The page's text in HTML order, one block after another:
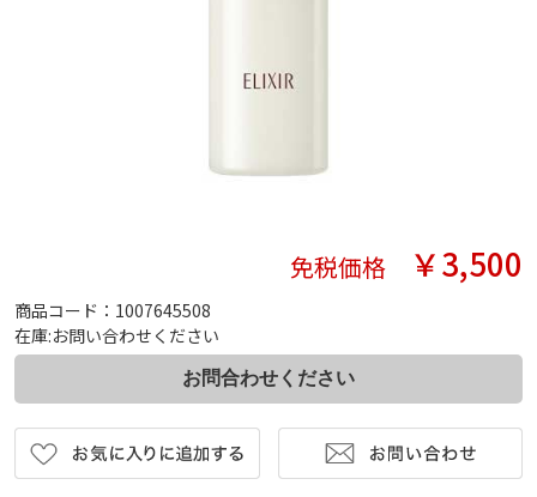
免税価格 ￥3,500
商品コード：1007645508
在庫:お問い合わせください